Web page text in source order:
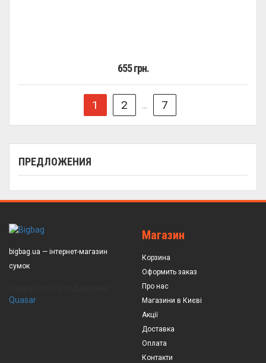
ПРЕДЛОЖЕНИЯ
655 грн.
1 2 7
bigbag.ua — інтернет-магазин
сумок
Quasar
Магазин
Корзина
Оформить заказ
Про нас
Магазини в Києві
Акції
Доставка
Оплата
Контакти